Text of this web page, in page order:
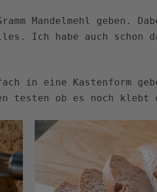
Mandelmehl geben.
Ich habe auch schon
in eine Kastenform
testen ob es noch